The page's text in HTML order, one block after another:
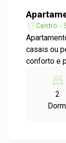
Centro -
casais ou
conforto e
amplo e
ambiente
Além
2